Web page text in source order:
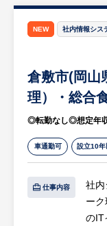
年間
休）
与
に
室
75
なし
き、
生活
近
円、
えて
強
に近
な
のあ
・現
す。
ぎを
こと
見
牽引
NEW 社内情報シス
倉敷市(岡山
理）・総合
◎転勤なし◎想定年
車通勤可 設立10年
仕事内容
社内
ー
のIT